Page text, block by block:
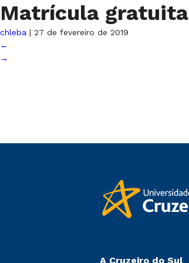
Matrícula gratuita
chleba | 27 de fevereiro de 2019
←
→
A Cruzeiro do Sul